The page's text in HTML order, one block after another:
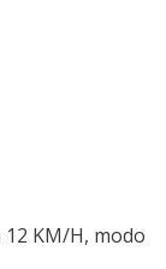
12 KM/H, modo